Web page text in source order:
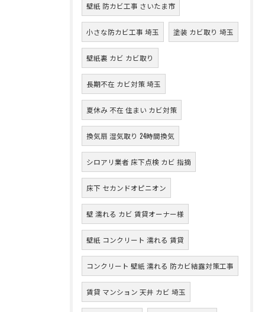
壁紙 防カビ工事 さいたま市
小さな防カビ工事 埼玉 塗装 カビ取り 埼玉
壁紙裏 カビ カビ取り
長期不在 カビ対策 埼玉
夏休み 不在 住まい カビ対策
換気扇 湿気取り 24時間換気
シロアリ業者 床下点検 カビ 指摘
床下 セカンドオピニオン
壁 濡れる カビ 賃貸オーナー様
壁紙 コンクリート 濡れる 賃貸
コンクリート 壁紙 濡れる 防カビ結露対策工事
賃貸 マンション 天井 カビ 埼玉